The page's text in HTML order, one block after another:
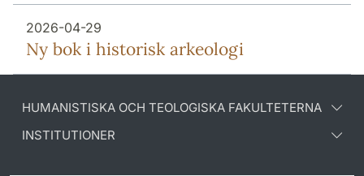
2026-04-29
Ny bok i historisk arkeologi
HUMANISTISKA OCH TEOLOGISKA FAKULTETERNA
INSTITUTIONER